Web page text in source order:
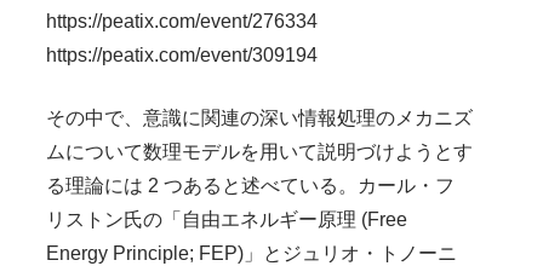
https://peatix.com/event/276334
https://peatix.com/event/309194
その中で、意識に関連の深い情報処理のメカニズ
ムについて数理モデルを用いて説明づけようとす
る理論には 2 つあると述べている。カール・フ
リストン氏の「自由エネルギー原理 (Free
Energy Principle; FEP)」とジュリオ・トノーニ